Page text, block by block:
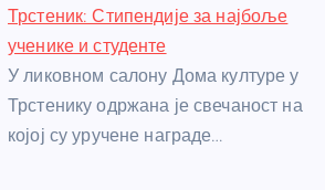
Трстеник: Стипендије за најбоље
ученике и студенте
У ликовном салону Дома културе у
Трстенику одржана је свечаност на
којој су уручене награде…